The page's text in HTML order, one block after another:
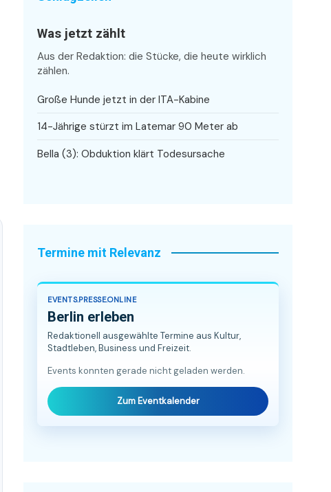
Was jetzt zählt
Aus der Redaktion: die Stücke, die heute wirklich
zählen.
Große Hunde jetzt in der ITA-Kabine
14-Jährige stürzt im Latemar 90 Meter ab
Bella (3): Obduktion klärt Todesursache
Termine mit Relevanz
EVENTS.PRESSE.ONLINE
Berlin erleben
Redaktionell ausgewählte Termine aus Kultur,
Stadtleben, Business und Freizeit.
Events konnten gerade nicht geladen werden.
Zum Eventkalender